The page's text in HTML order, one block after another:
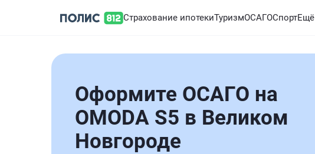
Страхование ипотекиТуризмОСАГОСпортЕщё
Оформите ОСАГО на
OMODA S5 в Великом
Новгороде